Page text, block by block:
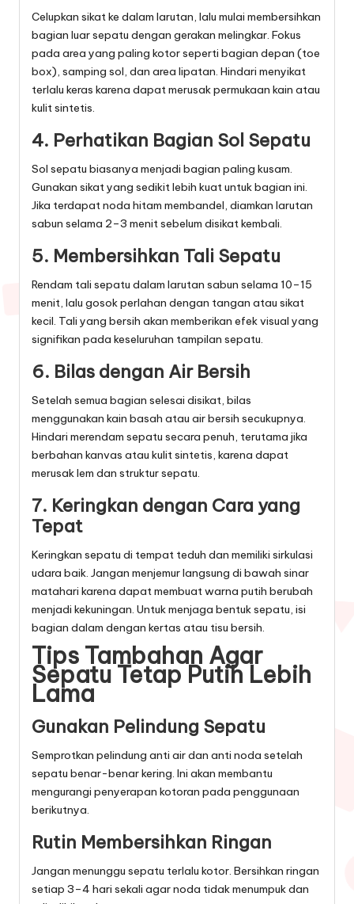
Celupkan sikat ke dalam larutan, lalu mulai membersihkan
bagian luar sepatu dengan gerakan melingkar. Fokus
pada area yang paling kotor seperti bagian depan (toe
box), samping sol, dan area lipatan. Hindari menyikat
terlalu keras karena dapat merusak permukaan kain atau
kulit sintetis.
4. Perhatikan Bagian Sol Sepatu
Sol sepatu biasanya menjadi bagian paling kusam.
Gunakan sikat yang sedikit lebih kuat untuk bagian ini.
Jika terdapat noda hitam membandel, diamkan larutan
sabun selama 2–3 menit sebelum disikat kembali.
5. Membersihkan Tali Sepatu
Rendam tali sepatu dalam larutan sabun selama 10–15
menit, lalu gosok perlahan dengan tangan atau sikat
kecil. Tali yang bersih akan memberikan efek visual yang
signifikan pada keseluruhan tampilan sepatu.
6. Bilas dengan Air Bersih
Setelah semua bagian selesai disikat, bilas
menggunakan kain basah atau air bersih secukupnya.
Hindari merendam sepatu secara penuh, terutama jika
berbahan kanvas atau kulit sintetis, karena dapat
merusak lem dan struktur sepatu.
7. Keringkan dengan Cara yang
Tepat
Keringkan sepatu di tempat teduh dan memiliki sirkulasi
udara baik. Jangan menjemur langsung di bawah sinar
matahari karena dapat membuat warna putih berubah
menjadi kekuningan. Untuk menjaga bentuk sepatu, isi
bagian dalam dengan kertas atau tisu bersih.
Tips Tambahan Agar
Sepatu Tetap Putih Lebih
Lama
Gunakan Pelindung Sepatu
Semprotkan pelindung anti air dan anti noda setelah
sepatu benar-benar kering. Ini akan membantu
mengurangi penyerapan kotoran pada penggunaan
berikutnya.
Rutin Membersihkan Ringan
Jangan menunggu sepatu terlalu kotor. Bersihkan ringan
setiap 3–4 hari sekali agar noda tidak menumpuk dan